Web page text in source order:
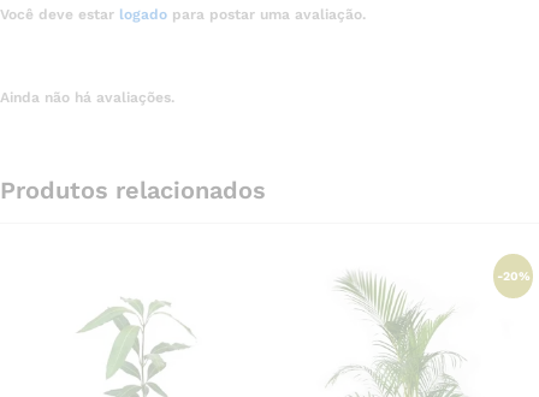
Você deve estar logado para postar uma avaliação.
Ainda não há avaliações.
Produtos relacionados
-20%